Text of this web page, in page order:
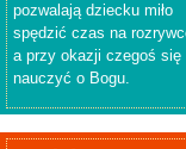
pozwalają dziecku miło
spędzić czas na
a przy okazji czegoś się
nauczyć o Bogu.